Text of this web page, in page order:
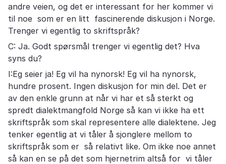
andre veien, og det er interessant for her kommer vi
til noe som er en litt fascinerende diskusjon i Norge.
Trenger vi egentlig to skriftspråk?
C: Ja. Godt spørsmål trenger vi egentlig det? Hva
syns du?
I:Eg seier ja! Eg vil ha nynorsk! Eg vil ha nynorsk,
hundre prosent. Ingen diskusjon for min del. Det er
av den enkle grunn at når vi har et så sterkt og
spredt dialektmangfold Norge så kan vi ikke ha ett
skriftspråk som skal representere alle dialektene. Jeg
tenker egentlig at vi tåler å sjonglere mellom to
skriftspråk som er så relativt like. Om ikke noe annet
så kan en se på det som hjernetrim altså for vi tåler